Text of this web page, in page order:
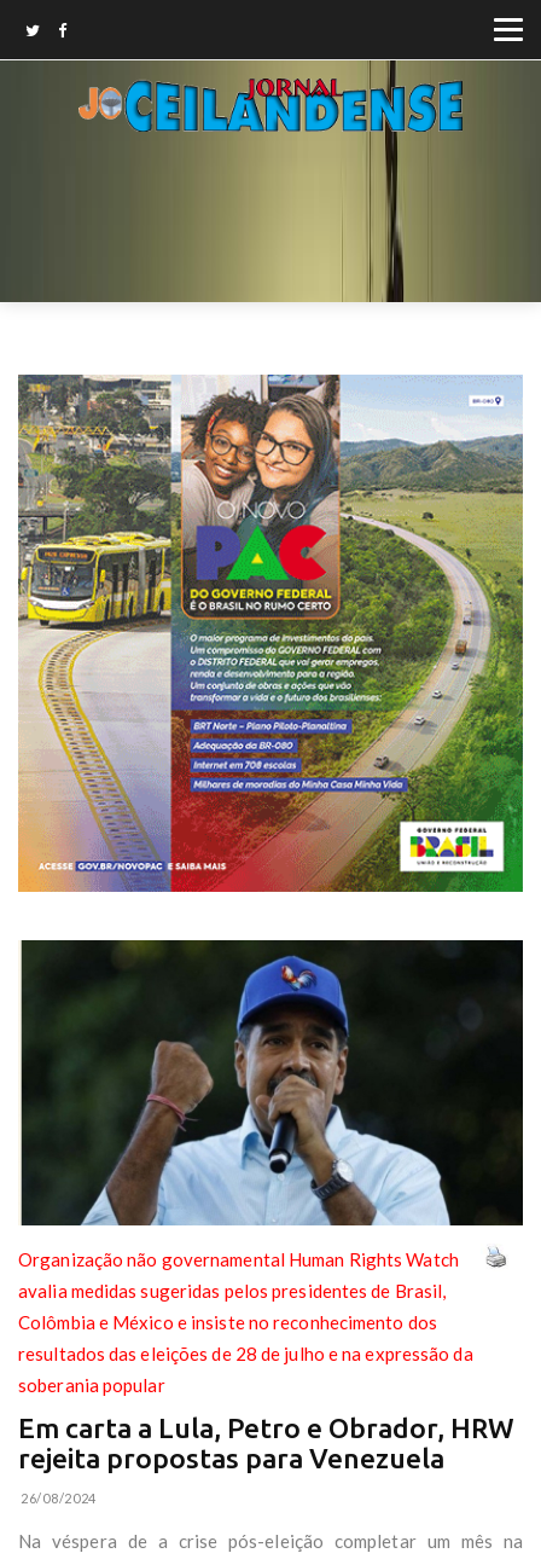
Organização não governamental Human Rights Watch
avalia medidas sugeridas pelos presidentes de Brasil,
Colômbia e México e insiste no reconhecimento dos
resultados das eleições de 28 de julho e na expressão da
soberania popular
Em carta a Lula, Petro e Obrador, HRW
rejeita propostas para Venezuela
26/08/2024
Na véspera de a crise pós-eleição completar um mês na